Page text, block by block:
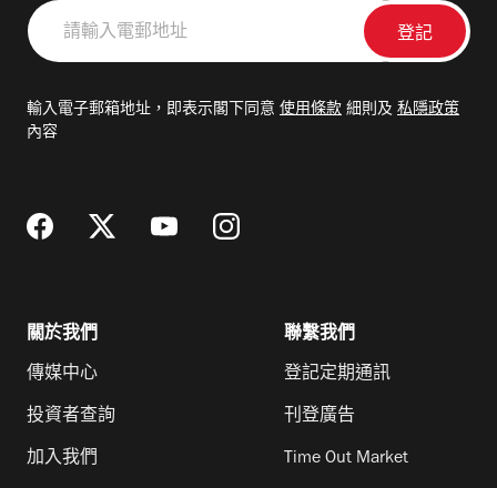
請
輸
郵
輸入電子郵箱地址，即表示閣下同意 使用條款 細則及 私隱政策
內容
關於我們
傳媒中心
投資者查詢
加入我們
聯繫我們
登記定期通訊
刊登廣告
Time Out Market